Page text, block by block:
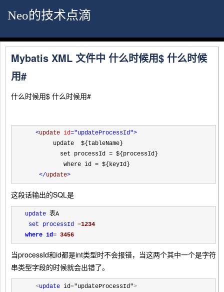
Neo的技术点滴
Mybatis XML 文件中 什么时候用$ 什么时候
用#
什么时候用$ 什么时候用#
<update id="updateProcessId">
        update  ${tableName}
          set processId = ${processId}
           where id = ${keyId}
</update>
这段话输出的SQL是
update 表A
set processId =
where id= 3456
当processId和id都是int类型时不会报错，当这两个其中一个是字符
串类型字段的时候就会出错了。
<update id="updateProcessId">